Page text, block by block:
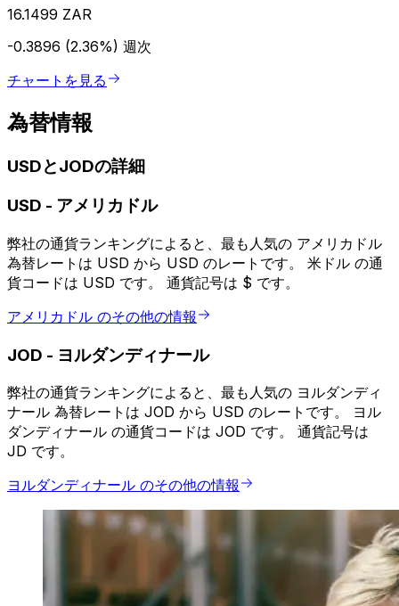
16.1499 ZAR
-0.3896 (2.36%) 週次
チャートを見る
為替情報
USDとJODの詳細
USD - アメリカドル
弊社の通貨ランキングによると、最も人気の アメリカドル
為替レートは USD から USD のレートです。 米ドル の通
貨コードは USD です。 通貨記号は $ です。
アメリカドル のその他の情報
JOD - ヨルダンディナール
弊社の通貨ランキングによると、最も人気の ヨルダンディ
ナール 為替レートは JOD から USD のレートです。 ヨル
ダンディナール の通貨コードは JOD です。 通貨記号は
JD です。
ヨルダンディナール のその他の情報